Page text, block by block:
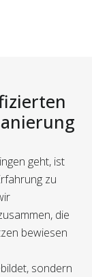
geht, ist
zu
die
bewiesen
sondern